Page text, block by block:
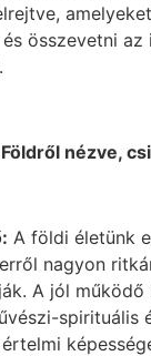
összevetni
nézve,
A földi életünk
nagyon
A jól
spirituális